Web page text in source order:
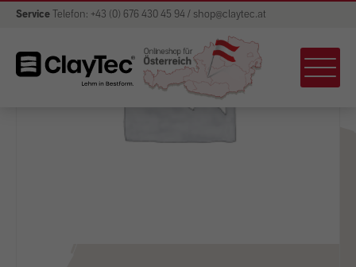
Service Telefon: +43 (0) 676 430 45 94 / shop@claytec.at